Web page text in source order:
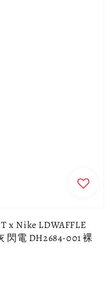
x Nike LDWAFFLE
閃電 DH2684-001 裸